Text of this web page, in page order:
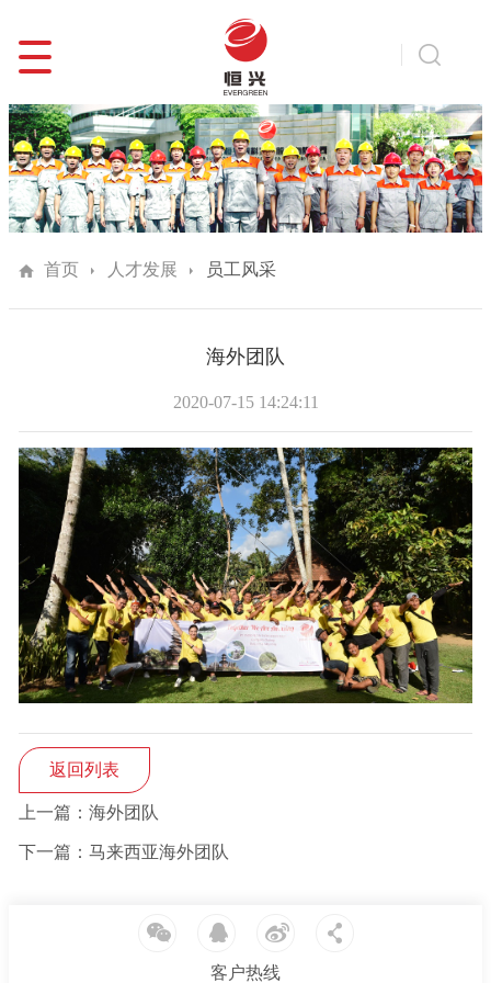
首页 人才发展 员工风采
海外团队
2020-07-15 14:24:11
返回列表
上一篇：海外团队
下一篇：马来西亚海外团队
客户热线